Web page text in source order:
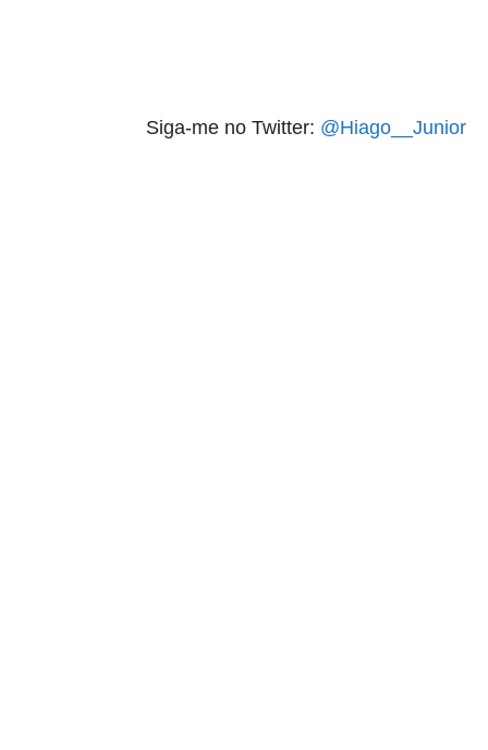
Siga-me no Twitter: @Hiago__Junior